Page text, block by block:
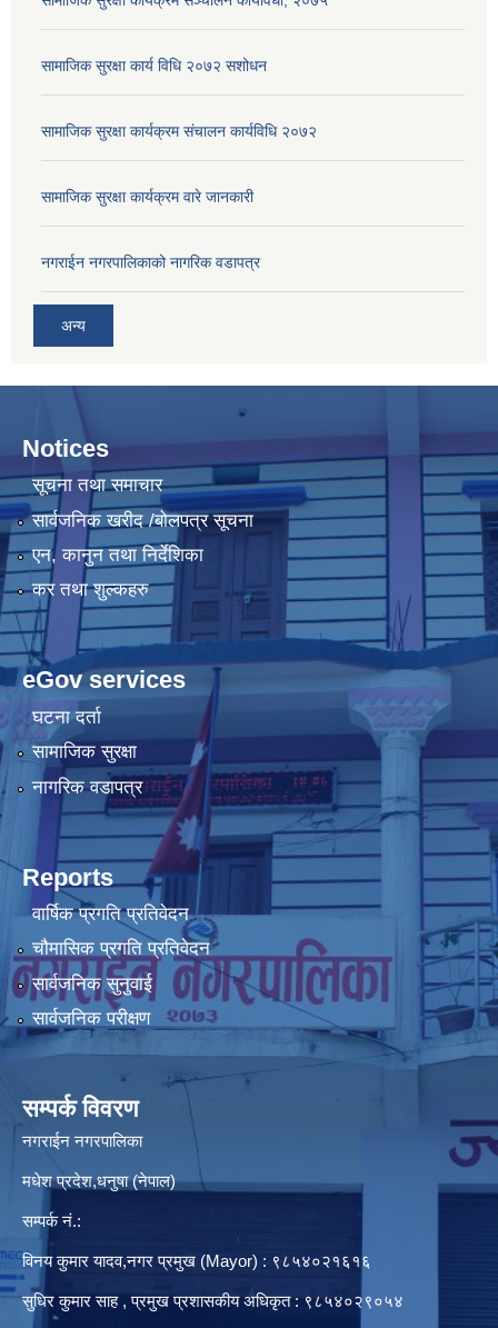
सामाजिक सुरक्षा कार्य विधि २०७२ स‌शोधन
सामाजिक सुरक्षा कार्यक्रम संचालन कार्यविधि २०७२
सामाजिक सुरक्षा कार्यक्रम वारे जानकारी
नगराईन नगरपालिकाको नागरिक वडापत्र
अन्य
Notices
सूचना तथा समाचार
सार्वजनिक खरीद /बोलपत्र सूचना
एन, कानुन तथा निर्देशिका
कर तथा शुल्कहरु
eGov services
घटना दर्ता
सामाजिक सुरक्षा
नागरिक वडापत्र
Reports
वार्षिक प्रगति प्रतिवेदन
चौमासिक प्रगति प्रतिवेदन
सार्वजनिक सुनुवाई
सार्वजनिक परीक्षण
सम्पर्क विवरण
नगराईन नगरपालिका
मधेश प्रदेश,धनुषा (नेपाल)
सम्पर्क नं.:
विनय कुमार यादव,नगर प्रमुख (Mayor) : ९८५४०२१६१६
सुधिर कुमार साह , प्रमुख प्रशासकीय अधिकृत : ९८५४०२९०५४